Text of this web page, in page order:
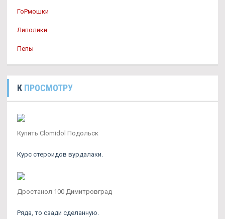
ГоРмошки
Липолики
Пепы
К ПРОСМОТРУ
Купить Clomidol Подольск
Курс стероидов вурдалаки.
Дростанол 100 Димитровград
Ряда, то сзади сделанную.